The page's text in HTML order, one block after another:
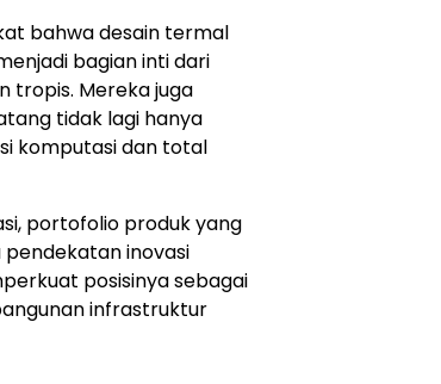
bahwa desain termal
bagian inti dari
tropis. Mereka juga
tidak lagi hanya
komputasi dan total
portofolio produk yang
inovasi
posisinya sebagai
infrastruktur